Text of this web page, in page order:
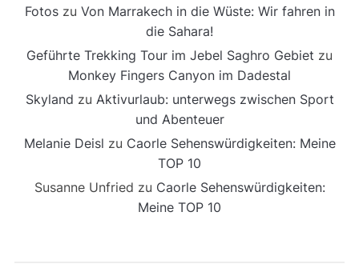
Fotoszu Von Marrakech in die Wüste: Wir fahren in
die Sahara!
Geführte Trekking Tour im Jebel Saghro Gebiet zu
Monkey Fingers Canyon im Dadestal
Skyland zu Aktivurlaub: unterwegs zwischen Sport
und Abenteuer
Melanie Deisl zu Caorle Sehenswürdigkeiten: Meine
TOP 10
Susanne Unfried zu Caorle Sehenswürdigkeiten:
Meine TOP 10